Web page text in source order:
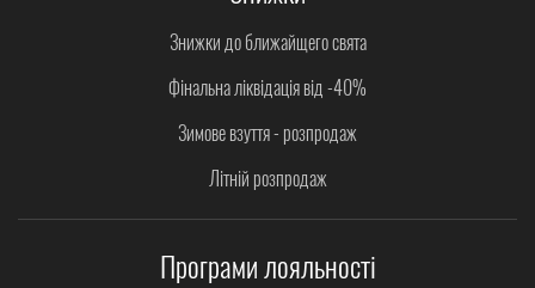
Знижки до ближайщего свята
Фінальна ліквідація від -40%
Зимове взуття - розпродаж
Літній розпродаж
Програми лояльності